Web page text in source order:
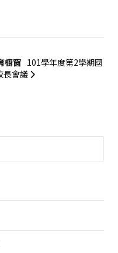
櫥窗 101學年度第2學期國
長會議